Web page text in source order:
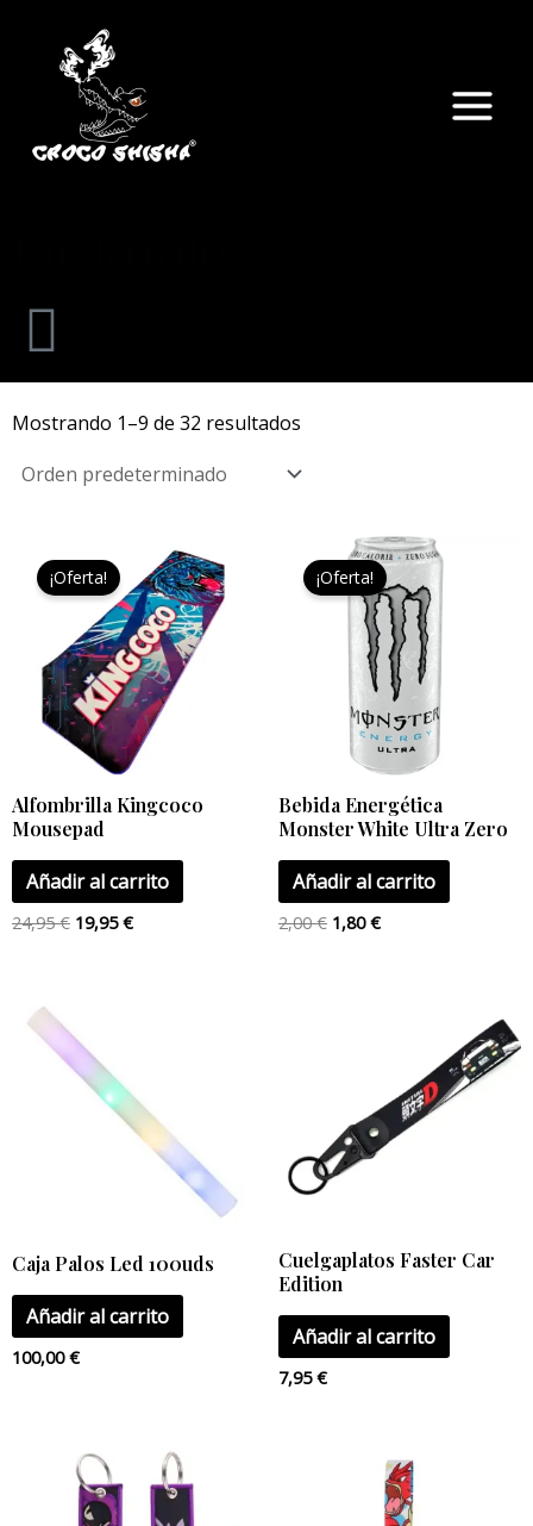
contenido
Mostrando 1–9 de 32 resultados
¡Oferta!
Alfombrilla Kingcoco
Mousepad
Añadir al carrito
24,95€
precio
original
24,95 €.
19,95€
precio
actual
es:
19,95 €.
¡Oferta!
Bebida Energética
Monster White Ultra Zero
Añadir al carrito
2,00€
precio
original
era:
2,00 €.
1,80€
El
precio
actual
es:
1,80 €.
Caja Palos Led 100uds
Añadir al carrito
100,00€
Cuelgaplatos Faster Car
Edition
Añadir al carrito
7,95€